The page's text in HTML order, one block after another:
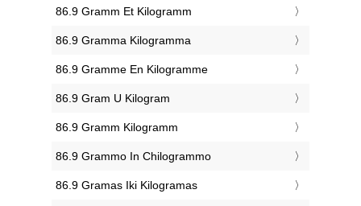
‎86.9 Gramm Et Kilogramm
‎86.9 Gramma Kilogramma
‎86.9 Gramme En Kilogramme
‎86.9 Gram U Kilogram
‎86.9 Gramm Kilogramm
‎86.9 Grammo In Chilogrammo
‎86.9 Gramas Iki Kilogramas